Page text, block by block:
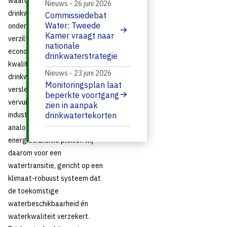
drinkwatervoorziening, staat
onder druk door droogte,
verzilting en een groeiende
economie en bevolking. De
kwaliteit van onze
drinkwaterbronnen
verslechtert bovendien door
vervuiling van landbouw,
industrie en huishoudens. Naar
analogie van de
energietransitie pleiten wij
daarom voor een
watertransitie, gericht op een
klimaat-robuust systeem dat
de toekomstige
waterbeschikbaarheid én
waterkwaliteit verzekert.
Commissiedebat
Water: Tweede
Kamer vraagt naar
nationale
drinkwaterstrategie
Nieuws - 26 juni 2026
Monitoringsplan laat
beperkte voortgang
zien in aanpak
drinkwatertekorten
Nieuws - 23 juni 2026